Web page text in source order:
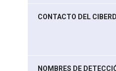
CONTACTO DEL
NOMBRES DE